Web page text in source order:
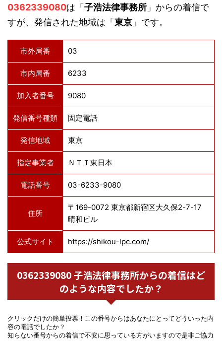
0362339080は「 子浩法律事務所 」からの着信で
すが、発信された地域は「 東京 」です。
市外局番 03
市内局番 6233
加入者番号 9080
発信番号種類 固定電話
発信地域 東京
指定事業者 ＮＴＴ東日本
電話番号 03-6233-9080
住所
〒169-0072 東京都新宿区大久保2-7-17
晴和ビル
公式サイト https://shikou-lpc.com/
0362339080 子浩法律事務所からの着信はど
のような内容でしたか？
クリックだけの簡単投票！この番号からはあなたにとってどういった内
容の電話でしたか？
知らない番号からの着信で不安に思っている方がいますので是非ご協力